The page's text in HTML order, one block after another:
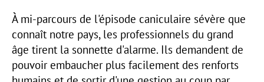
À mi-parcours de l'épisode caniculaire sévère que
connaît notre pays, les professionnels du grand
âge tirent la sonnette d'alarme. Ils demandent de
pouvoir embaucher plus facilement des renforts